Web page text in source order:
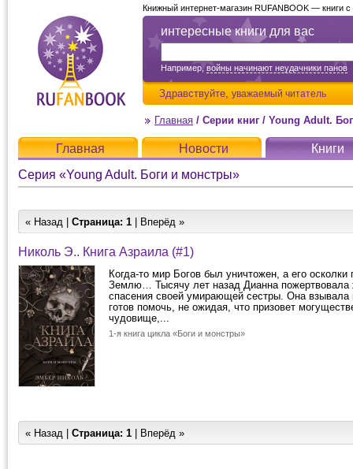
интересные книги для вас
Например,войны начинают неудачники панов
Здравствуйте, уважаемый читатель
Книжный интернет-магазин RUFANBOOK — книги
Главная / Серии книг / Young Adult.
Главная Новости
Книги
Серия «Young Adult. Боги и монстры»
« Назад | Страница: 1 | Вперёд »
Николь Э.. Книга Азраила (#1)
Когда-то мир Богов был уничтожен, а его осколки
Землю… Тысячу лет назад Дианна пожертвовала
спасения своей умирающей сестры. Она взывала
готов помочь, не ожидая, что призовет
чудовище,...
1-я книга цикла «Боги и монстры»
« Назад | Страница: 1 | Вперёд »